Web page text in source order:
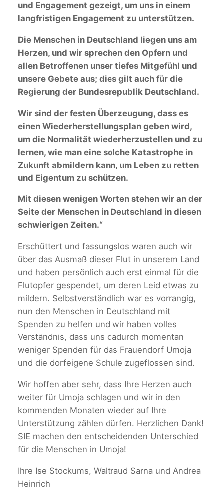
und Engagement gezeigt, um uns in einem
langfristigen Engagement zu unterstützen.
Die Menschen in Deutschland liegen uns am
Herzen, und wir sprechen den Opfern und
allen Betroffenen unser tiefes Mitgefühl und
unsere Gebete aus; dies gilt auch für die
Regierung der Bundesrepublik Deutschland.
Wir sind der festen Überzeugung, dass es
einen Wiederherstellungsplan geben wird,
um die Normalität wiederherzustellen und zu
lernen, wie man eine solche Katastrophe in
Zukunft abmildern kann, um Leben zu retten
und Eigentum zu schützen.
Mit diesen wenigen Worten stehen wir an der
Seite der Menschen in Deutschland in diesen
schwierigen Zeiten.“
Erschüttert und fassungslos waren auch wir
über das Ausmaß dieser Flut in unserem Land
und haben persönlich auch erst einmal für die
Flutopfer gespendet, um deren Leid etwas zu
mildern. Selbstverständlich war es vorrangig,
nun den Menschen in Deutschland mit
Spenden zu helfen und wir haben volles
Verständnis, dass uns dadurch momentan
weniger Spenden für das Frauendorf Umoja
und die dorfeigene Schule zugeflossen sind.
Wir hoffen aber sehr, dass Ihre Herzen auch
weiter für Umoja schlagen und wir in den
kommenden Monaten wieder auf Ihre
Unterstützung zählen dürfen. Herzlichen Dank!
SIE machen den entscheidenden Unterschied
für die Menschen in Umoja!
Ihre Ise Stockums, Waltraud Sarna und Andrea
Heinrich